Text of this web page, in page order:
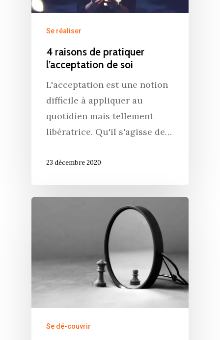
Se réaliser
4 raisons de pratiquer
l’acceptation de soi
L'acceptation est une notion
difficile à appliquer au
quotidien mais tellement
libératrice. Qu'il s'agisse de…
23 décembre 2020
Se dé-couvrir